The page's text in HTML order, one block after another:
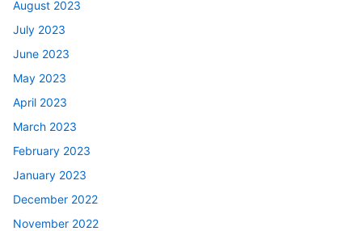
August 2023
July 2023
June 2023
May 2023
April 2023
March 2023
February 2023
January 2023
December 2022
November 2022